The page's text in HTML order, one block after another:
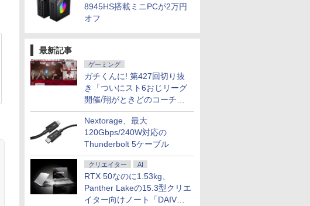
8945HS搭載ミニPCが2万円
オフ
最新記事
ゲーミング
ガチくんに! 第427回切り抜
き「ついにスト6おじリーグ
開催/翔がときどのコーチ就
任など」
Nextorage、最大
120Gbps/240W対応の
Thunderbolt 5ケーブル
クリエイター AI
RTX 50なのに1.53kg、
Panther Lakeの15.3型クリエ
イター向けノート「DAIV